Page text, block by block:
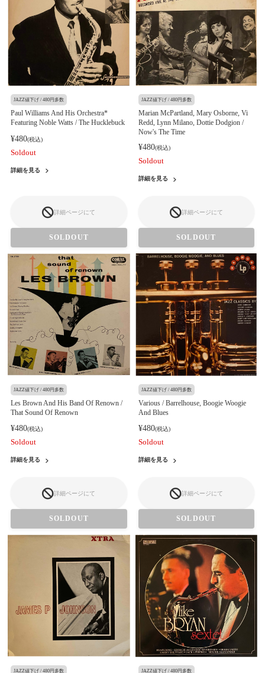
JAZZ値下げ / 480円多数
Paul Williams And His Orchestra*
Featuring Noble Watts / The Hucklebuck
¥480(税込)
Soldout
詳細を見る
詳細ページにて
SOLDOUT
JAZZ値下げ / 480円多数
Marian McPartland, Mary Osborne, Vi
Redd, Lynn Milano, Dottie Dodgion /
Now's The Time
¥480(税込)
Soldout
詳細を見る
詳細ページにて
SOLDOUT
JAZZ値下げ / 480円多数
Les Brown And His Band Of Renown /
That Sound Of Renown
¥480(税込)
Soldout
詳細を見る
詳細ページにて
SOLDOUT
JAZZ値下げ / 480円多数
Various / Barrelhouse, Boogie Woogie
And Blues
¥480(税込)
Soldout
詳細を見る
詳細ページにて
SOLDOUT
JAZZ値下げ / 480円多数 JAZZ値下げ / 480円多数